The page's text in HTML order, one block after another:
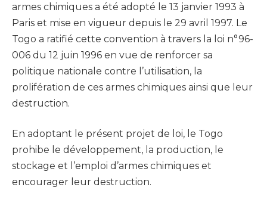
armes chimiques a été adopté le 13 janvier 1993 à
Paris et mise en vigueur depuis le 29 avril 1997. Le
Togo a ratifié cette convention à travers la loi n°96-
006 du 12 juin 1996 en vue de renforcer sa
politique nationale contre l’utilisation, la
prolifération de ces armes chimiques ainsi que leur
destruction.
En adoptant le présent projet de loi, le Togo
prohibe le développement, la production, le
stockage et l’emploi d’armes chimiques et
encourager leur destruction.